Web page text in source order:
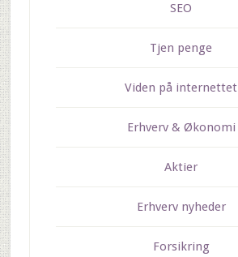
SEO
Tjen penge
Viden på internettet
Erhverv & Økonomi
Aktier
Erhverv nyheder
Forsikring